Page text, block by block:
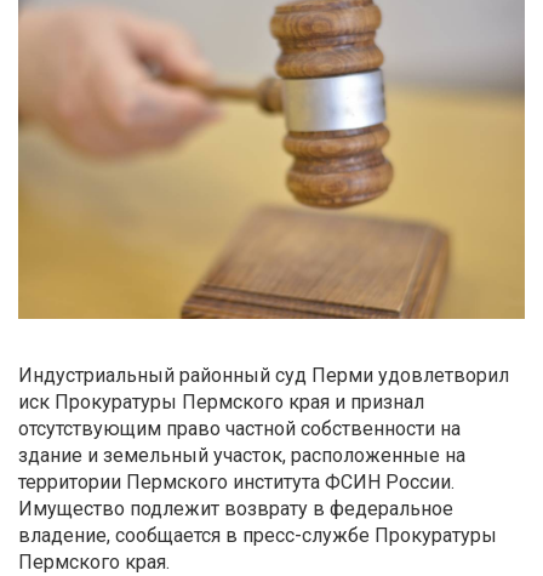
Индустриальный районный суд Перми удовлетворил
иск Прокуратуры Пермского края и признал
отсутствующим право частной собственности на
здание и земельный участок, расположенные на
территории Пермского института ФСИН России.
Имущество подлежит возврату в федеральное
владение, сообщается в пресс-службе Прокуратуры
Пермского края.